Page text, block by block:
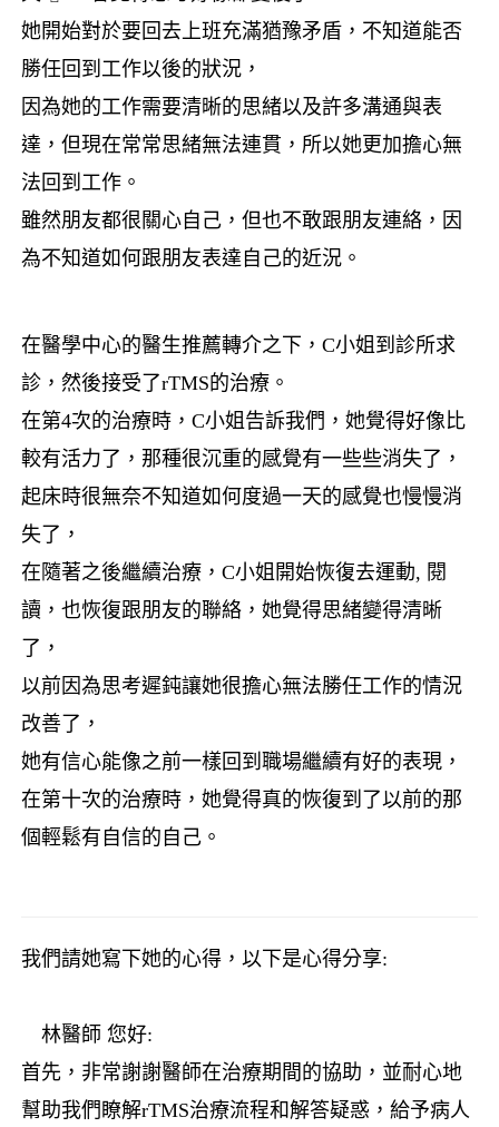
她開始對於要回去上班充滿猶豫矛盾， 不知道能否
勝任回到工作以後的狀況，
因為她的工作需要清晰的思緒以及許多溝通與表
達， 但現在常常思緒無法連貫，所以她更加擔心無
法回到工作。
雖然朋友都很關心自己，但也不敢跟朋友連絡， 因
為不知道如何跟朋友表達自己的近況。
在醫學中心的醫生推薦轉介之下， C小姐到診所求
診，然後接受了rTMS的治療。
在第4次的治療時， C小姐告訴我們，她覺得好像比
較有活力了， 那種很沉重的感覺有一些些消失了，
起床時很無奈不知道如何度過一天的感覺也慢慢消
失了，
在隨著之後繼續治療， C小姐開始恢復去運動, 閱
讀，也恢復跟朋友的聯絡，她覺得思緒變得清晰
了，
以前因為思考遲鈍讓她很擔心無法勝任工作的情況
改善了，
她有信心能像之前一樣回到職場繼續有好的表現，
在第十次的治療時， 她覺得真的恢復到了以前的那
個輕鬆有自信的自己。
我們請她寫下她的心得，以下是心得分享:
林醫師 您好:
首先，非常謝謝醫師在治療期間的協助，並耐心地
幫助我們瞭解rTMS治療流程和解答疑惑，給予病人